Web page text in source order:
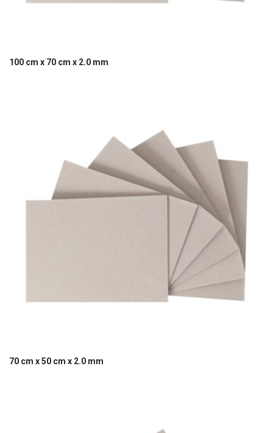
100 cm x 70 cm x 2.0 mm
70 cm x 50 cm x 2.0 mm